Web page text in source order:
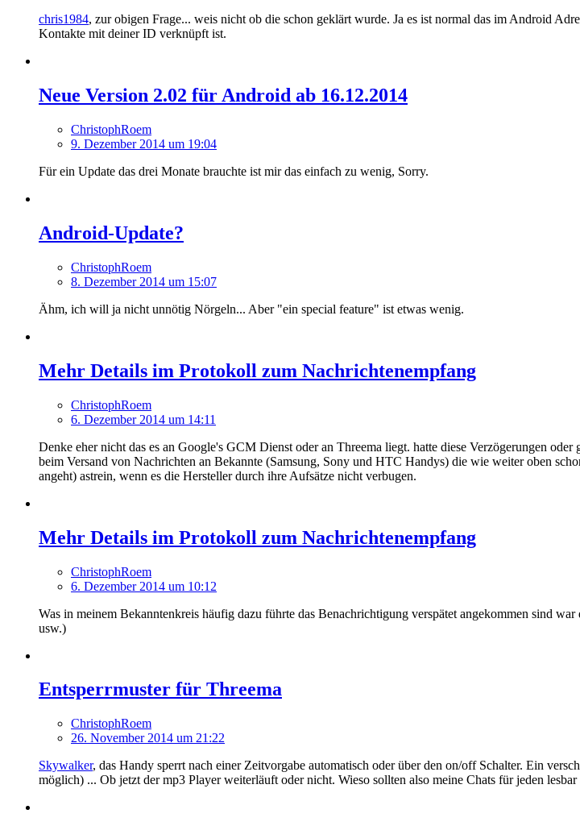
chris1984, zur obigen Frage... weis nicht ob die schon geklärt wurde. Ja es ist normal das im Android
Kontakte mit deiner ID verknüpft ist.
Neue Version 2.02 für Android ab 16.12.2014
ChristophRoem
9. Dezember 2014 um 19:04
Für ein Update das drei Monate brauchte ist mir das einfach zu wenig, Sorry.
Android-Update?
ChristophRoem
8. Dezember 2014 um 15:07
Ähm, ich will ja nicht unnötig Nörgeln... Aber "ein special feature" ist etwas wenig.
Mehr Details im Protokoll zum Nachrichtenempfang
ChristophRoem
6. Dezember 2014 um 14:11
Denke eher nicht das es an Google's GCM Dienst oder an Threema liegt. hatte diese Verzögerungen
beim Versand von Nachrichten an Bekannte (Samsung, Sony und HTC Handys) die wie weiter oben
angeht) astrein, wenn es die Hersteller durch ihre Aufsätze nicht verbugen.
Mehr Details im Protokoll zum Nachrichtenempfang
ChristophRoem
6. Dezember 2014 um 10:12
Was in meinem Bekanntenkreis häufig dazu führte das Benachrichtigung verspätet angekommen sind
usw.)
Entsperrmuster für Threema
ChristophRoem
26. November 2014 um 21:22
Skywalker, das Handy sperrt nach einer Zeitvorgabe automatisch oder über den on/off Schalter. Ein
möglich) ... Ob jetzt der mp3 Player weiterläuft oder nicht. Wieso sollten also meine Chats für jeden lesbar